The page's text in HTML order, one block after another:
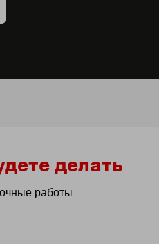
делать
работы